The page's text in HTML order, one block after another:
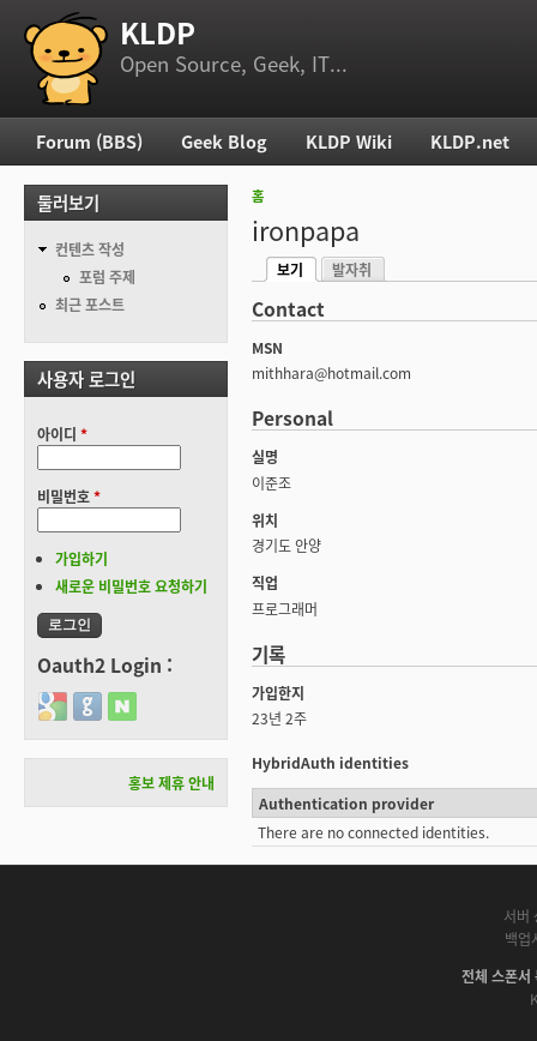
부 메뉴 KLDP
Open Source, Geek, IT...
현재 위치
홈
ironpapa
기본탭
보기
발자취
Contact
MSN
mithhara@hotmail.com
Personal
실명
이준조
위치
경기도 안양
직업
프로그래머
기록
가입한지
23년 2주
HybridAuth identities
Authentication provider
There are no connected identities.
주 메뉴
Forum (BBS) Geek Blog KLDP Wiki KLDP.net
둘러보기
컨텐츠 작성
포럼 주제
최근 포스트
사용자 로그인
아이디 *
비밀번호*
가입하기
새로운 비밀번호 요청하기
Oauth2 Login :
Login with Google
Login with GitHub
Login with Naver
홍보 제휴 안내
서버
백업
전체 스폰서